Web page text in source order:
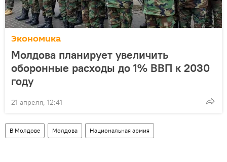
Экономика
Молдова планирует увеличить
оборонные расходы до 1% ВВП к 2030
году
21 апреля, 12:41
В Молдове Молдова Национальная армия